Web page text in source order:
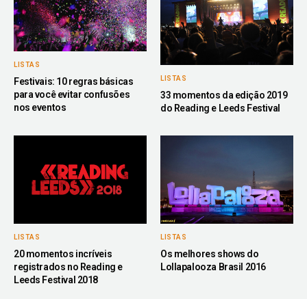
LISTAS
Festivais: 10 regras básicas
para você evitar confusões
nos eventos
LISTAS
33 momentos da edição 2019
do Reading e Leeds Festival
LISTAS
20 momentos incríveis
registrados no Reading e
Leeds Festival 2018
LISTAS
Os melhores shows do
Lollapalooza Brasil 2016